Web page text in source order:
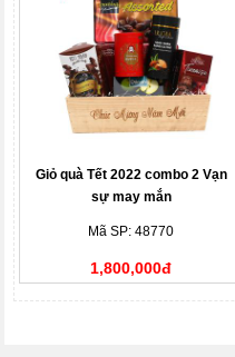
Giỏ quà Tết 2022 combo 2 Vạn
sự may mắn
Mã SP: 48770
1,800,000đ